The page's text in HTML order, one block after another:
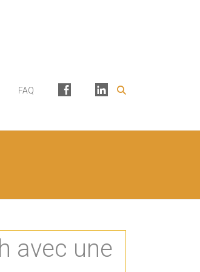
FAQ Facebook Linkedin
avec une